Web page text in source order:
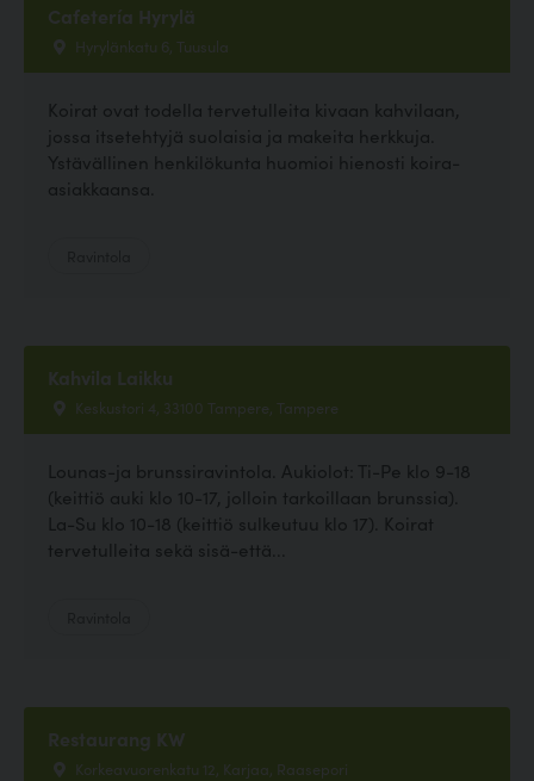
Cafetería Hyrylä
Hyrylänkatu 6, Tuusula
Koirat ovat todella tervetulleita kivaan kahvilaan,
jossa itsetehtyjä suolaisia ja makeita herkkuja.
Ystävällinen henkilökunta huomioi hienosti koira-
asiakkaansa.
Kahvila Laikku
Keskustori 4, 33100 Tampere, Tampere
Lounas-ja brunssiravintola. Aukiolot: Ti-Pe klo 9-18
(keittiö auki klo 10-17, jolloin tarkoillaan brunssia).
La-Su klo 10-18 (keittiö sulkeutuu klo 17). Koirat
tervetulleita sekä sisä-että...
Restaurang KW
Korkeavuorenkatu 12, Karjaa, Raasepori